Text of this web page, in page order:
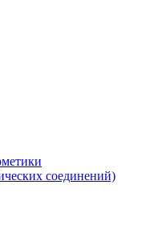
соединений)